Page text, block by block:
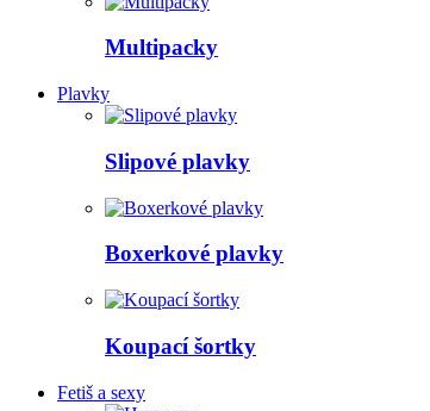
Multipacky
Plavky
Slipové plavky
Boxerkové plavky
Koupací šortky
Fetiš a sexy